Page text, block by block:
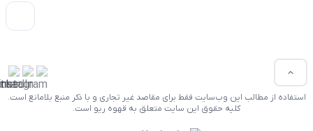
استفاده از مطالب این وب‌سایت فقط برای مقاصد غیر تجاری و با ذکر منبع بلامانع است.
کلیه حقوق این سایت متعلق به قهوه ریو است.